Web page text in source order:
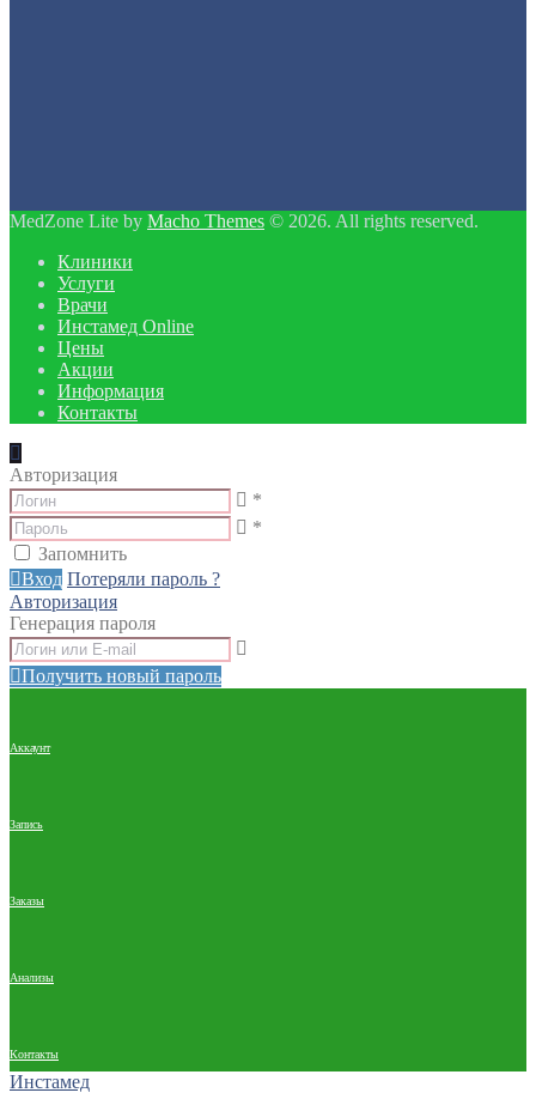
MedZone Lite by Macho Themes © 2026. All rights reserved.
Клиники
Услуги
Врачи
Инстамед Online
Цены
Акции
Информация
Контакты
Авторизация
*
*
Запомнить
Вход Потеряли пароль ?
Авторизация
Генерация пароля
Получить новый пароль
Аккаунт
Запись
Заказы
Анализы
Контакты
Инстамед